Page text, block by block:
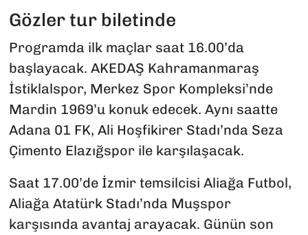
Gözler tur biletinde
Programda ilk maçlar saat 16.00’da
başlayacak. AKEDAŞ Kahramanmaraş
İstiklalspor, Merkez Spor Kompleksi’nde
Mardin 1969’u konuk edecek. Aynı saatte
Adana 01 FK, Ali Hoşfikirer Stadı’nda Seza
Çimento Elazığspor ile karşılaşacak.
Saat 17.00’de İzmir temsilcisi Aliağa Futbol,
Aliağa Atatürk Stadı’nda Muşspor
karşısında avantaj arayacak. Günün son